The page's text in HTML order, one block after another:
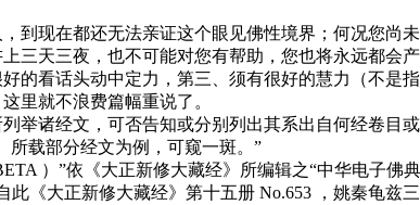
现在都还无法亲证这个眼见佛性境界；何况您尚
三天三夜，也不可能对您有帮助，您也将永远都会
的看话头动中定力，第三、须有很好的慧力（不是
里就不浪费篇幅重说了。
举诸经文，可否告知或分别列出其系出自何经卷目
载部分经文为例，可窥一斑。”
）”依《大正新修大藏经》所编辑之“中华电子佛
《大正新修大藏经》第十五册 No.653 ，姚秦龟兹